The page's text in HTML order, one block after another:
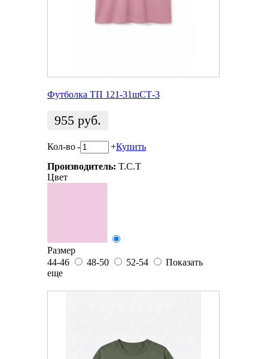
Футболка ТП 121-31шСТ-3
955 руб.
Кол-во- +Купить
Производитель: T.C.T
Цвет
Размер
44-46
48-50 52-54
Показать
еще